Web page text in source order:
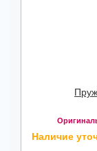
Наличие